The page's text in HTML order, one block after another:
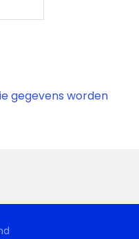
gegevens worden